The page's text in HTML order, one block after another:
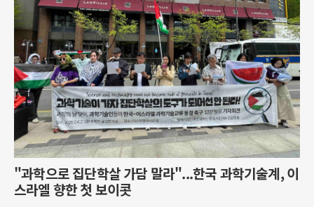
"과학으로 집단학살 가담 말라"...한국 과학기술계, 이
스라엘 향한 첫 보이콧